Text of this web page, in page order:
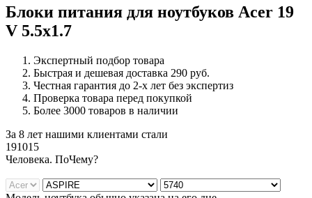
Блоки питания для ноутбуков Acer 19
V 5.5х1.7
Экспертный подбор товара
Быстрая и дешевая доставка 290 руб.
Честная гарантия до 2-х лет без экспертиз
Проверка товара перед покупкой
Более 3000 товаров в наличии
За 8 лет нашими клиентами стали
191015
Человека. ПоЧему?